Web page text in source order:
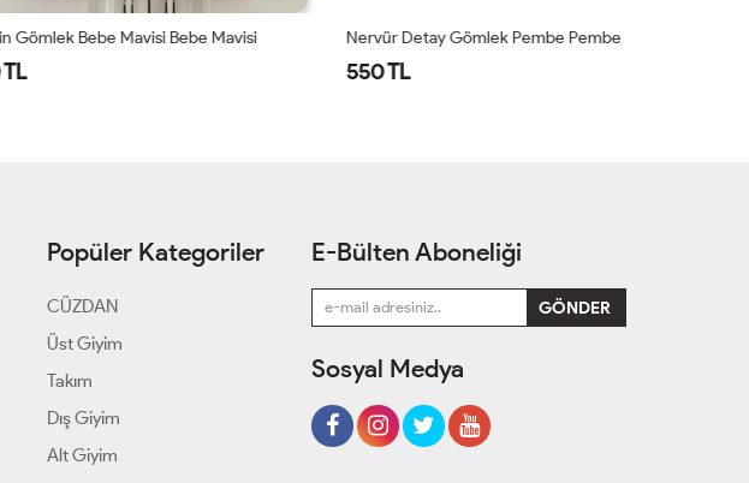
Gömlek Bebe Mavisi Bebe Mavisi Nervür Detay Gömlek Pembe Pembe
550 TL
Popüler Kategoriler
CÜZDAN
Üst Giyim
Takım
Dış Giyim
Alt Giyim
E-Bülten Aboneliği
Sosyal Medya